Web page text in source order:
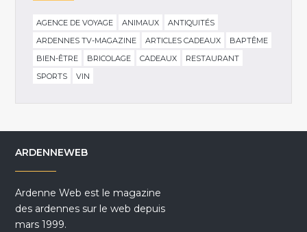
AGENCE DE VOYAGE ANIMAUX
ANTIQUITÉS
ARDENNES TV-MAGAZINE
ARTICLES CADEAUX
BAPTÊME
BIEN-ÊTRE
BRICOLAGE CADEAUX
RESTAURANT
SPORTS
VIN
ARDENNEWEB
Ardenne Web est le magazine
des ardennes sur le web depuis
mars 1999.